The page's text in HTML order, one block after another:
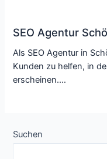
SEO Agentur
Als SEO Agentur in
Kunden zu helfen, in
erscheinen.…
Suchen